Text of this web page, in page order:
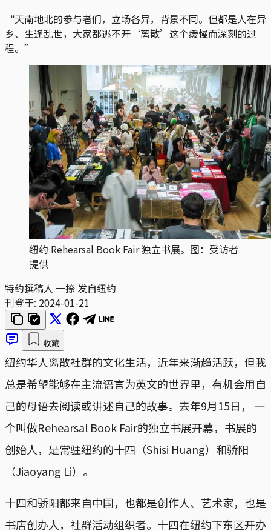
“天南地北的参与者们，立场各异，背景不同。但都是人在异
乡、生逢乱世，大家都逃不开‘离散’这个缓慢而深刻的过
程。”
纽约 Rehearsal Book Fair 独立书展。图：受访者
提供
特约撰稿人 一捺 发自纽约
刊登于: 2024-01-21
收藏
纽约华人离散社群的文化生活，近年来渐趋活跃，但我
总是希望能够在主流语言为英文的世界里，有机会用自
己的母语去阅读或讲述自己的故事。去年9月15日， 一
个叫做Rehearsal Book Fair的独立书展开幕，书展的
创始人，是常驻纽约的十四（Shisi Huang）和骄阳
（Jiaoyang Li）。
十四和骄阳都来自中国，也都是创作人、艺术家，也是
书店创办人，社群活动组织者。十四在纽约下东区开办